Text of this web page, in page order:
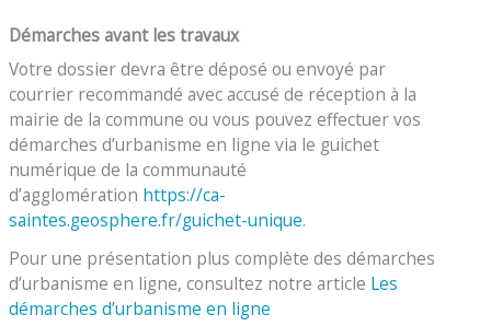
Démarches avant les travaux
Votre dossier devra être déposé ou envoyé par
courrier recommandé avec accusé de réception à la
mairie de la commune ou vous pouvez effectuer vos
démarches d’urbanisme en ligne via le guichet
numérique de la communauté
d’agglomération https://ca-
saintes.geosphere.fr/guichet-unique.
Pour une présentation plus complète des démarches
d’urbanisme en ligne, consultez notre article Les
démarches d’urbanisme en ligne